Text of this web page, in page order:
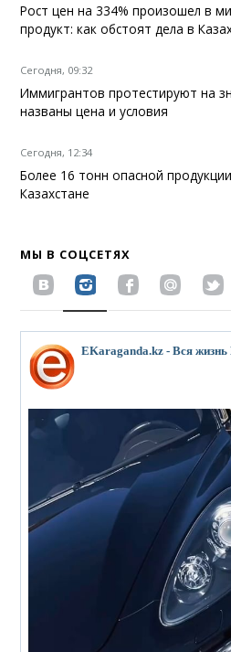
Рост цен на 334% произошел в
продукт: как обстоят дела в
Сегодня, 09:32
Иммигрантов протестируют на
названы цена и условия
Сегодня, 12:34
Более 16 тонн опасной
Казахстане
МЫ В СОЦСЕТЯХ
EKaraganda.kz - Вся